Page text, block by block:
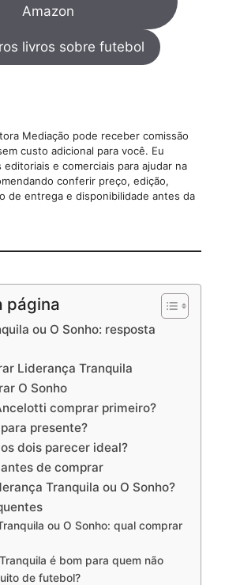
Amazon
livros sobre futebol
Mediação pode receber comissão
custo adicional para você. Eu
e comerciais para ajudar na
conferir preço, edição,
de entrega e disponibilidade antes da
página
ou O Sonho: resposta
Liderança Tranquila
O Sonho
comprar primeiro?
presente?
dois parecer ideal?
de comprar
Tranquila ou O Sonho?
ou O Sonho: qual comprar
é bom para quem não
de futebol?